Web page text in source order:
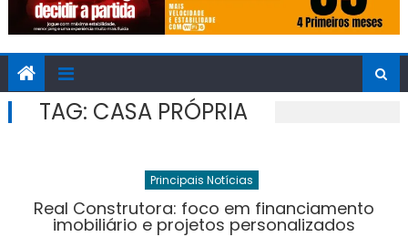
TAG: CASA PRÓPRIA
Principais Notícias
Real Construtora: foco em financiamento
imobiliário e projetos personalizados